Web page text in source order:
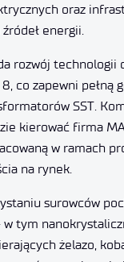
oraz
energii.
rozwój technologii
co zapewni pełną
SST.
kierować firma
w ramach
na rynek.
surowców
w tym
żelazo,